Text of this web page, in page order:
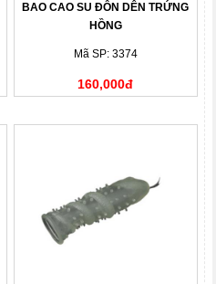
BAO CAO SU ĐÔN DÊN TRỨNG
HỒNG
Mã SP: 3374
160,000đ